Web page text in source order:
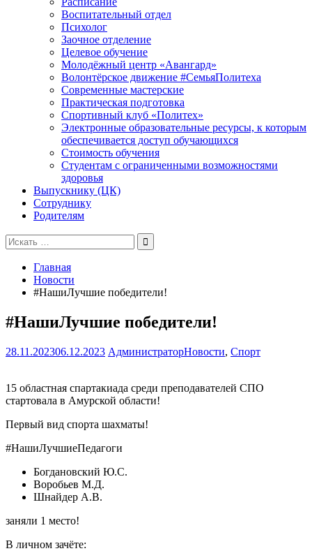
Воспитательный отдел
Психолог
Заочное отделение
Целевое обучение
Молодёжный центр «Авангард»
Волонтёрское движение #СемьяПолитеха
Современные мастерские
Практическая подготовка
Спортивный клуб «Политех»
Электронные образовательные ресурсы, к которым
обеспечивается доступ обучающихся
Стоимость обучения
Студентам с ограниченными возможностями
здоровья
Выпускнику (ЦК)
Сотруднику
Родителям
Поиск
для:
Главная
Новости
#НашиЛучшие победители!
#НашиЛучшие победители!
28.11.202306.12.2023 АдминистраторНовости, Спорт
15 областная спартакиада среди преподавателей СПО
стартовала в Амурской области!
Первый вид спорта шахматы!
#НашиЛучшиеПедагоги
Богдановский Ю.С.
Воробьев М.Д.
Шнайдер А.В.
заняли 1 место!
В личном зачёте: